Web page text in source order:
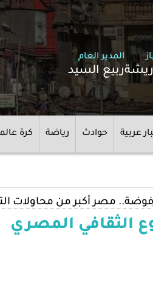
المدير العام
ربيع السيد
عربية حوادث رياضة كرة
مصر أكبر من محاولات
الثقافي المصري